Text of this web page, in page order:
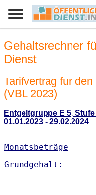
Gehaltsrechner
Dienst
Tarifvertrag für
(VBL 2023)
Entgeltgruppe E 5,
01.01.2023 - 29.02.2024
Monatsbeträge